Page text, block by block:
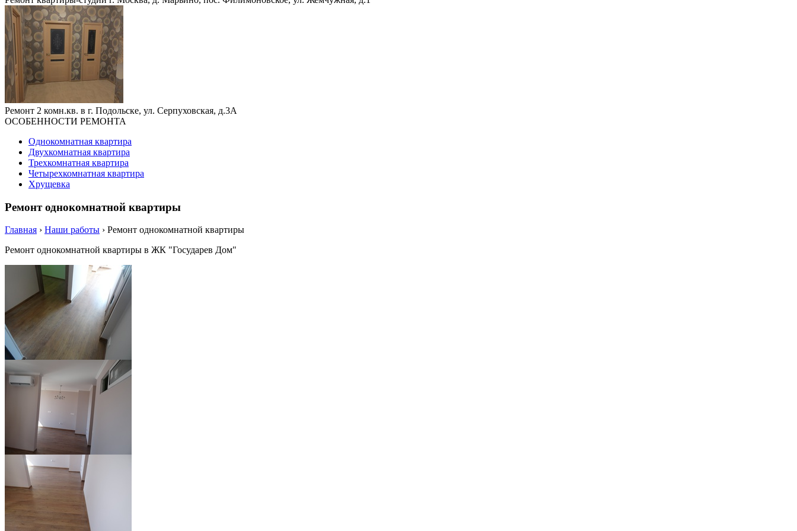
Ремонт 2 комн.кв. в г. Подольске, ул. Серпуховская, д.3А
ОСОБЕННОСТИ РЕМОНТА
Однокомнатная квартира
Двухкомнатная квартира
Трехкомнатная квартира
Четырехкомнатная квартира
Хрущевка
Ремонт однокомнатной квартиры
Главная › Наши работы › Ремонт однокомнатной квартиры
Ремонт однокомнатной квартиры в ЖК "Государев Дом"